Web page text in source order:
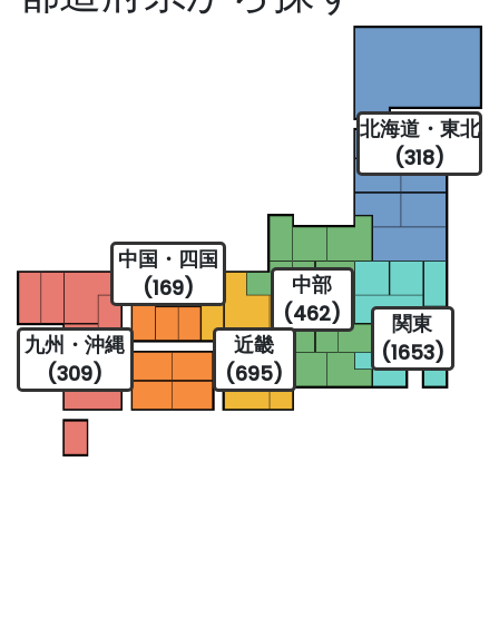
北海道・東北
(318)
関東
(1653)
中部
(462)
近畿
(695)
中国・四国
(169)
九州・沖縄
(309)